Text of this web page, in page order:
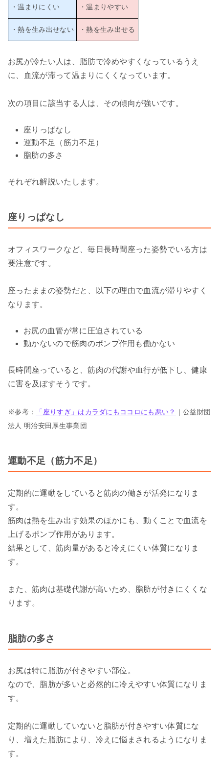
・温まりにくい ・温まりやすい
・熱を生み出せない ・熱を生み出せる
お尻が冷たい人は、脂肪で冷めやすくなっているうえ
に、血流が滞って温まりにくくなっています。
次の項目に該当する人は、その傾向が強いです。
座りっぱなし
運動不足（筋力不足）
脂肪の多さ
それぞれ解説いたします。
座りっぱなし
オフィスワークなど、毎日長時間座った姿勢でいる方は
要注意です。
座ったままの姿勢だと、以下の理由で血流が滞りやすく
なります。
お尻の血管が常に圧迫されている
動かないので筋肉のポンプ作用も働かない
長時間座っていると、筋肉の代謝や血行が低下し、健康
に害を及ぼすそうです。
※参考： 「座りすぎ」はカラダにもココロにも悪い？
｜公益財団
法人 明治安田厚生事業団
運動不足（筋力不足）
定期的に運動をしていると筋肉の働きが活発になりま
す。
筋肉は熱を生み出す効果のほかにも、動くことで血流を
上げるポンプ作用があります。
結果として、筋肉量があると冷えにくい体質になりま
す。
また、筋肉は基礎代謝が高いため、脂肪が付きにくくな
ります。
脂肪の多さ
お尻は特に脂肪が付きやすい部位。
なので、脂肪が多いと必然的に冷えやすい体質になりま
す。
定期的に運動していないと脂肪が付きやすい体質にな
り、増えた脂肪により、冷えに悩まされるようになりま
す。